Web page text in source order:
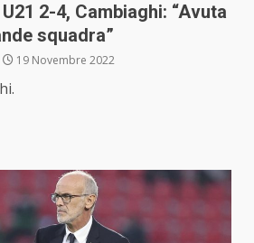
2-4, Cambiaghi: “Avuta
squadra”
19 Novembre 2022